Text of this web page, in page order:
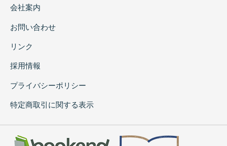
会社案内
お問い合わせ
リンク
採用情報
プライバシーポリシー
特定商取引に関する表示